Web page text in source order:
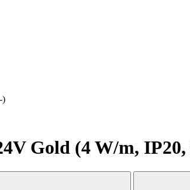
)
Gold (4 W/m,